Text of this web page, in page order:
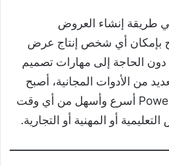
طريقة إنشاء العروض
بإمكان أي شخص إنتاج عرض
دون الحاجة إلى مهارات تصميم
من الأدوات المجانية، أصبح
إعداد عروض PowerPoint أسرع وأسهل من أي وقت
أو المهنية أو التجارية.